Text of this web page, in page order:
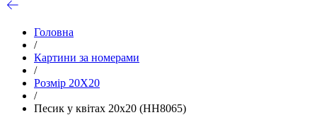
Головна
/
Картини за номерами
/
Розмір 20Х20
/
Песик у квітах 20х20 (HH8065)